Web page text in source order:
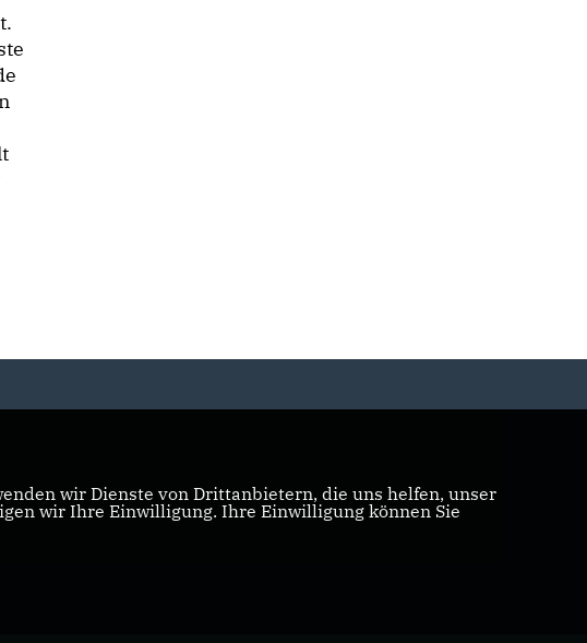
wir Dienste von Drittanbietern, die uns helfen, unser
wir Ihre Einwilligung. Ihre Einwilligung können Sie